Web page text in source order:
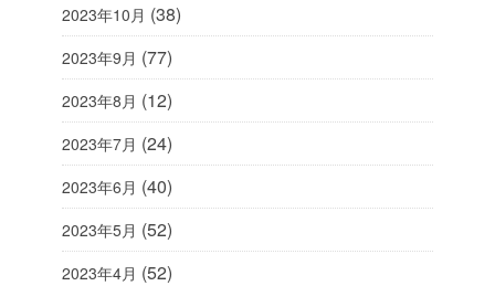
2023年10月 (38)
2023年9月 (77)
2023年8月 (12)
2023年7月 (24)
2023年6月 (40)
2023年5月 (52)
2023年4月 (52)